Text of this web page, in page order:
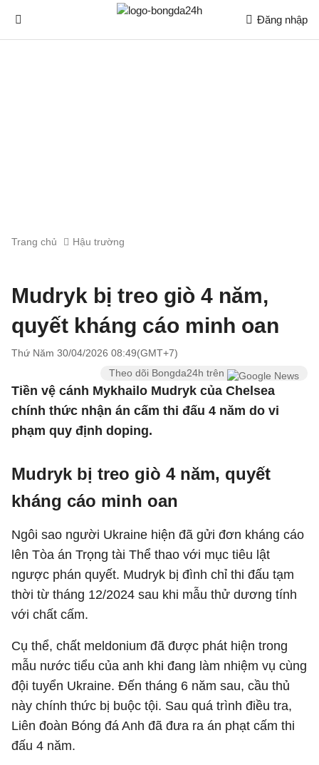
Đăng nhập
Trang chủ Hậu trường
Mudryk bị treo giò 4 năm,
quyết kháng cáo minh oan
Thứ Năm 30/04/2026 08:49(GMT+7)
Theo dõi Bongda24h trên
Tiền vệ cánh Mykhailo Mudryk của Chelsea
chính thức nhận án cấm thi đấu 4 năm do vi
phạm quy định doping.
Mudryk bị treo giò 4 năm, quyết
kháng cáo minh oan
Ngôi sao người Ukraine hiện đã gửi đơn kháng cáo
lên Tòa án Trọng tài Thể thao với mục tiêu lật
ngược phán quyết. Mudryk bị đình chỉ thi đấu tạm
thời từ tháng 12/2024 sau khi mẫu thử dương tính
với chất cấm.
Cụ thể, chất meldonium đã được phát hiện trong
mẫu nước tiểu của anh khi đang làm nhiệm vụ cùng
đội tuyển Ukraine. Đến tháng 6 năm sau, cầu thủ
này chính thức bị buộc tội. Sau quá trình điều tra,
Liên đoàn Bóng đá Anh đã đưa ra án phạt cấm thi
đấu 4 năm.